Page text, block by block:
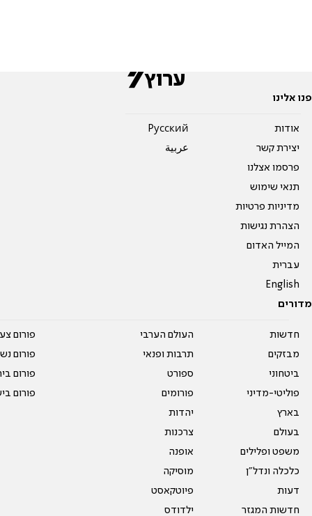
פנו אלינו
אודות
יצירת קשר
פרסמו אצלנו
תנאי שימוש
מדיניות פרטיות
הצהרת נגישות
המייל האדום
עברית
English
Pусский
عربية
מדורים
חדשות
מבזקים
ביטחוני
פוליטי-מדיני
בארץ
בעולם
משפט ופלילים
כלכלה ונדל"ן
דעות
חדשות המגזר
העולם הערבי
תרבות ופנאי
ספורט
פורומים
יהדות
צרכנות
אופנה
מוסיקה
פיוטקאסט
ילדודס
פורום
פורום
פורום
פורום